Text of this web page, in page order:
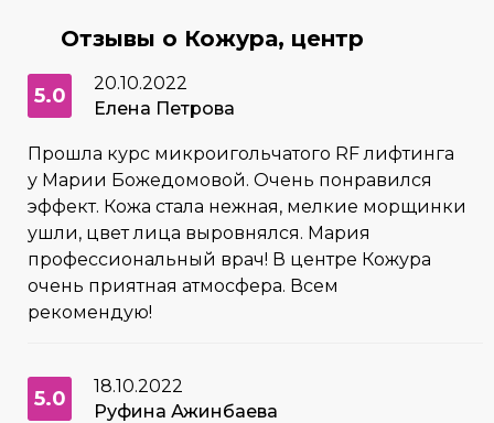
Отзывы о Кожура, центр
5.0
20.10.2022
Елена Петрова
Прошла курс микроигольчатого RF лифтинга
у Марии Божедомовой. Очень понравился
эффект. Кожа стала нежная, мелкие морщинки
ушли, цвет лица выровнялся. Мария
профессиональный врач! В центре Кожура
очень приятная атмосфера. Всем
рекомендую!
5.0
18.10.2022
Руфина Ажинбаева